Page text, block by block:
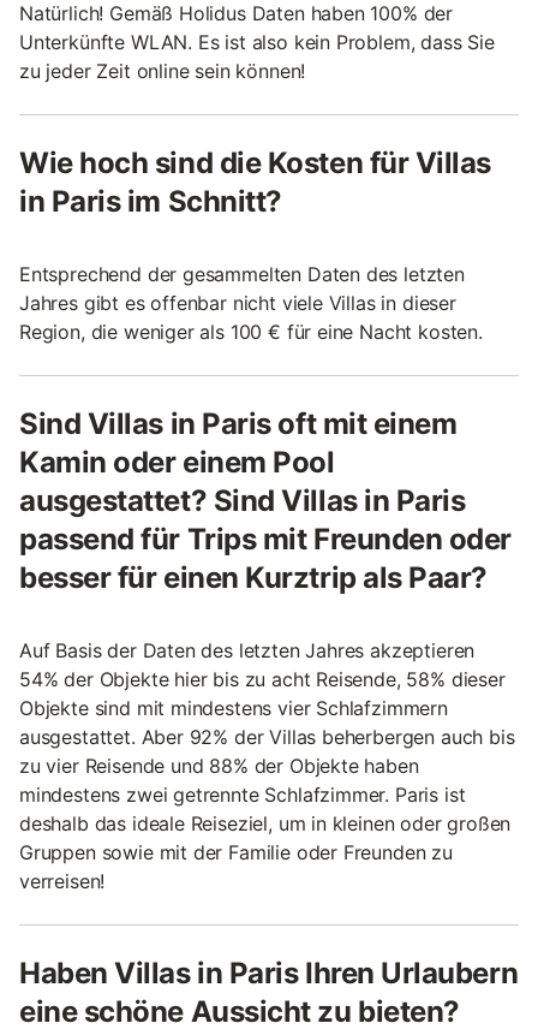
Natürlich! Gemäß Holidus Daten haben 100% der
Unterkünfte WLAN. Es ist also kein Problem, dass Sie
zu jeder Zeit online sein können!
Wie hoch sind die Kosten für Villas
in Paris im Schnitt?
Entsprechend der gesammelten Daten des letzten
Jahres gibt es offenbar nicht viele Villas in dieser
Region, die weniger als 100 € für eine Nacht kosten.
Sind Villas in Paris oft mit einem
Kamin oder einem Pool
ausgestattet? Sind Villas in Paris
passend für Trips mit Freunden oder
besser für einen Kurztrip als Paar?
Auf Basis der Daten des letzten Jahres akzeptieren
54% der Objekte hier bis zu acht Reisende, 58% dieser
Objekte sind mit mindestens vier Schlafzimmern
ausgestattet. Aber 92% der Villas beherbergen auch bis
zu vier Reisende und 88% der Objekte haben
mindestens zwei getrennte Schlafzimmer. Paris ist
deshalb das ideale Reiseziel, um in kleinen oder großen
Gruppen sowie mit der Familie oder Freunden zu
verreisen!
Haben Villas in Paris Ihren Urlaubern
eine schöne Aussicht zu bieten?